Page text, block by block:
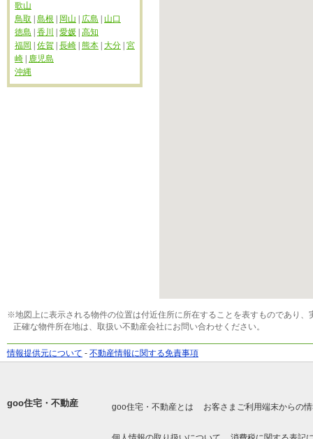
歌山
鳥取
島根 岡山 広島
山口
徳島
香川 愛媛 高知
福岡
佐賀 長崎 熊本 大分 宮
崎
鹿児島
沖縄
※地図上に表示される物件の位置は付近住所に所在することを表すものであり
正確な物件所在地は、取扱い不動産会社にお問い合わせください。
情報提供元について - 不動産情報に関する免責事項
goo住宅・不動産 goo住宅・不動産とは お客さまご利用端末からの